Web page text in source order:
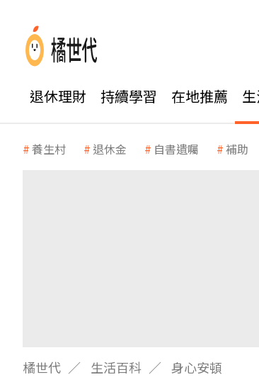
退休理財 持續學習 在地推薦
養生村 退休金 自書遺囑 補助
橘世代 生活百科 身心安頓